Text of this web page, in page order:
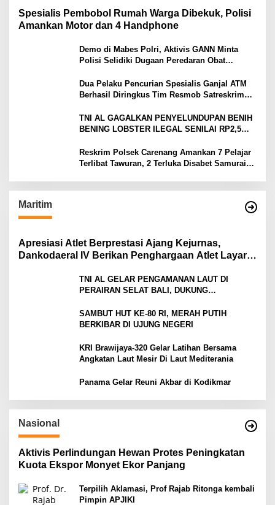
Spesialis Pembobol Rumah Warga Dibekuk, Polisi
Amankan Motor dan 4 Handphone
Demo di Mabes Polri, Aktivis GANN Minta
Polisi Selidiki Dugaan Peredaran Obat
Dua Pelaku Pencurian Spesialis Ganjal ATM
Berhasil Diringkus Tim Resmob Satreskrim
TNI AL GAGALKAN PENYELUNDUPAN BENIH
BENING LOBSTER ILEGAL SENILAI RP2,5
Reskrim Polsek Carenang Amankan 7 Pelajar
Terlibat Tawuran, 2 Terluka Disabet Samurai
Maritim
Apresiasi Atlet Berprestasi Ajang Kejurnas,
Dankodaeral IV Berikan Penghargaan Atlet Layar
TNI AL GELAR PENGAMANAN LAUT DI
PERAIRAN SELAT BALI, DUKUNG
SAMBUT HUT KE-80 RI, MERAH PUTIH
BERKIBAR DI UJUNG NEGERI
KRI Brawijaya-320 Gelar Latihan Bersama
Angkatan Laut Mesir Di Laut Mediterania
Panama Gelar Reuni Akbar di Kodikmar
Nasional
Aktivis Perlindungan Hewan Protes Peningkatan
Kuota Ekspor Monyet Ekor Panjang
Terpilih Aklamasi, Prof Rajab Ritonga kembali
Pimpin APJIKI